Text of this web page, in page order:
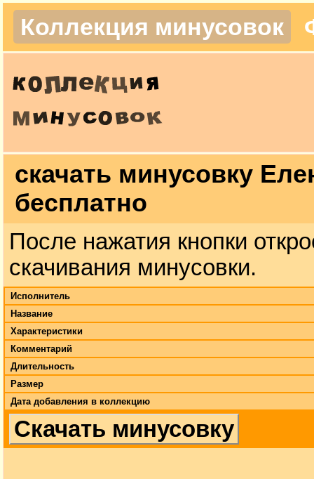
Коллекция минусовок
скачать минусовку
бесплатно
После нажатия кнопки
скачивания минусовки.
Исполнитель
Название
Характеристики
Комментарий
Длительность
Размер
Дата добавления в коллекцию
Скачать минусовку